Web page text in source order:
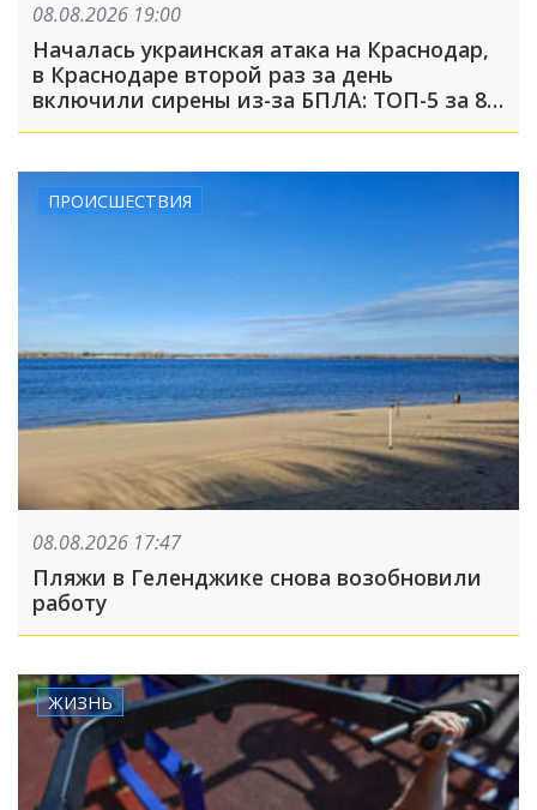
08.08.2026 19:00
Началась украинская атака на Краснодар,
в Краснодаре второй раз за день
включили сирены из-за БПЛА: ТОП-5 за 8
августа
ПРОИСШЕСТВИЯ
08.08.2026 17:47
Пляжи в Геленджике снова возобновили
работу
ЖИЗНЬ